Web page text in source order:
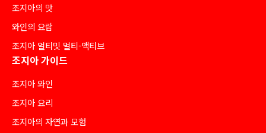
조지아의 맛
와인의 요람
조지아 얼티밋 멀티-액티브
조지아 가이드
조지아 와인
조지아 요리
조지아의 자연과 모험